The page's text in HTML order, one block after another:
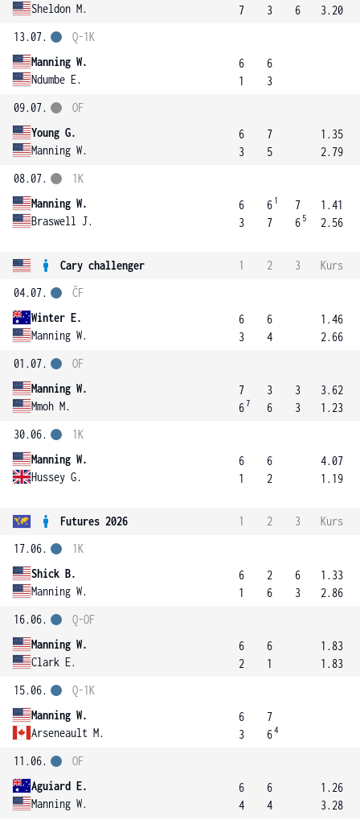
Sheldon M.
7
3
6
3.20
13.07.
Manning W.
Ndumbe E.
Q-1K
6
1
6
3
09.07.
Young G.
Manning W.
OF
6
3
7
5
1.35
2.79
08.07.
Manning W.
Braswell J.
1K
6
3
6 1
7
7
6 5
1.41
2.56
Cary challenger 1 2 3
Kurs
04.07.
Winter E.
Manning W.
ČF
6
3
6
4
1.46
2.66
01.07.
Manning W.
Mmoh M.
OF
7
67
3
6
3
3
3.62
1.23
30.06.
Manning W.
Hussey G.
1K
6
1
6
2
4.07
1.19
Futures 2026 1 2 3
Kurs
17.06.
Shick B.
Manning W.
1K
6
1
2
6
6
3
1.33
2.86
16.06.
Manning W.
Clark E.
Q-OF
6
2
6
1
1.83
1.83
15.06.
Manning W.
Arseneault M.
Q-1K
6
3
7
64
11.06.
Aguiard E.
Manning W.
OF
6
4
6
4
1.26
3.28